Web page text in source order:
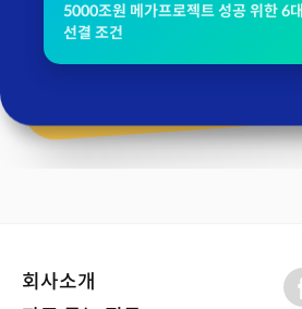
5000조원 메가프로젝트 성공 위한 6대
선결 조건
회사소개